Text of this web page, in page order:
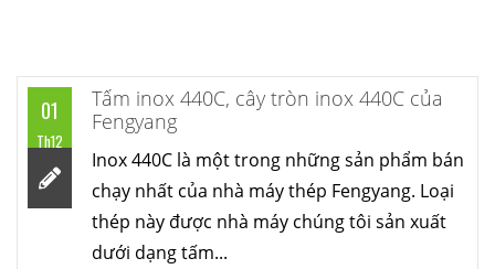
01
Th12
Tấm inox 440C, cây tròn inox 440C của
Fengyang
Inox 440C là một trong những sản phẩm bán
chạy nhất của nhà máy thép Fengyang. Loại
thép này được nhà máy chúng tôi sản xuất
dưới dạng tấm...